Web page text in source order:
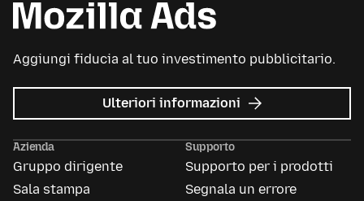
Aggiungi fiducia al tuo investimento pubblicitario.
Ulteriori informazioni su
Mozilla
Azienda
Gruppo dirigente
Sala stampa
Supporto
Supporto per i prodotti
Segnala un errore